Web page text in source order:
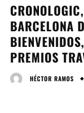
BARCELONA
PREMIOS
HÉCTOR RAMOS